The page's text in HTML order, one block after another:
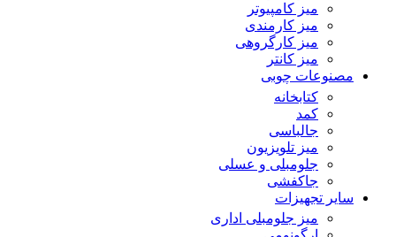
میز کامپیوتر
میز کارمندی
میز کارگروهی
میز کانتر
مصنوعات چوبی
کتابخانه
کمد
جالباسی
میز تلویزیون
جلومبلی و عسلی
جاکفشی
سایر تجهیزات
میز جلومبلی اداری